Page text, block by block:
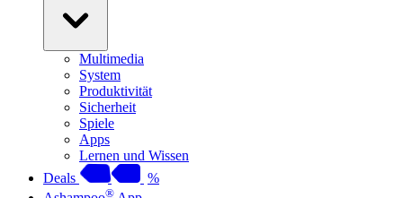
Multimedia
System
Produktivität
Sicherheit
Spiele
Apps
Lernen und Wissen
Deals
%
®